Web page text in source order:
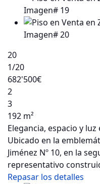
20
1/20
682'500€
2
3
192 m²
Elegancia, espacio y
Ubicado en la
Jiménez Nº 10, en la
representativo
Repasar los detalles